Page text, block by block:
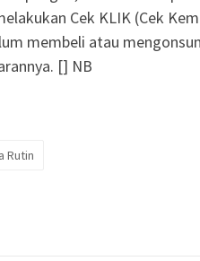
Cek KLIK (Cek
membeli atau
[] NB
Rutin